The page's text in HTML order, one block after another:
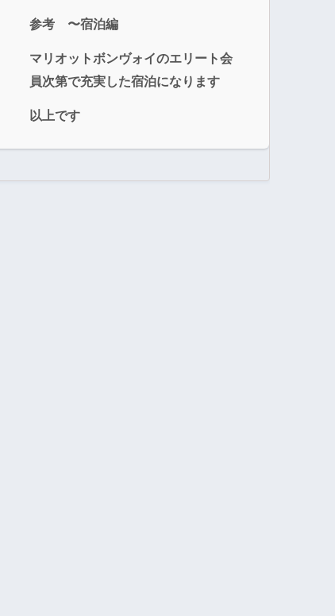
参考 〜宿泊編
マリオットボンヴォイのエリート会
員次第で充実した宿泊になります
以上です